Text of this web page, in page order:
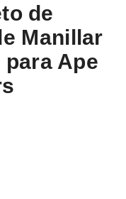
de
Manillar
Ape